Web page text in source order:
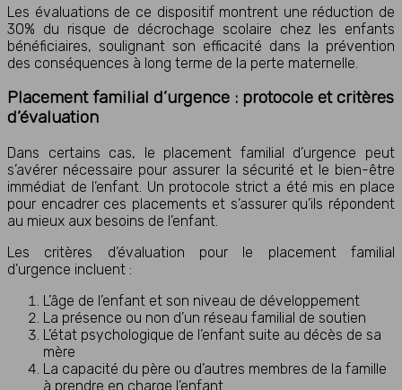
Les évaluations de ce dispositif montrent une réduction de
30% du risque de décrochage scolaire chez les enfants
bénéficiaires, soulignant son efficacité dans la prévention
des conséquences à long terme de la perte maternelle.
Placement familial d’urgence : protocole et critères
d’évaluation
Dans certains cas, le placement familial d’urgence peut
s’avérer nécessaire pour assurer la sécurité et le bien-être
immédiat de l’enfant. Un protocole strict a été mis en place
pour encadrer ces placements et s’assurer qu’ils répondent
au mieux aux besoins de l’enfant.
Les critères d’évaluation pour le placement familial
d’urgence incluent :
L’âge de l’enfant et son niveau de développement
La présence ou non d’un réseau familial de soutien
L’état psychologique de l’enfant suite au décès de sa
mère
La capacité du père ou d’autres membres de la famille
à prendre en charge l’enfant